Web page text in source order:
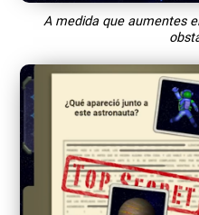
A medida que aumentes